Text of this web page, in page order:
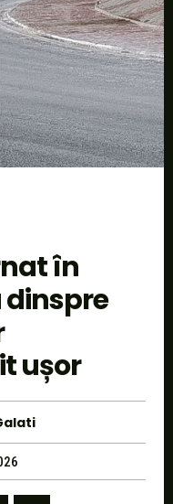
în
ușor